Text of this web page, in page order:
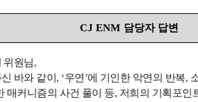
CJ ENM 담당자 답변
위원님,
바와 같이 , ‘우연 ’에 기인한 악연의 반복,
매커니즘의 사건 풀이 등, 저희의 기획포인